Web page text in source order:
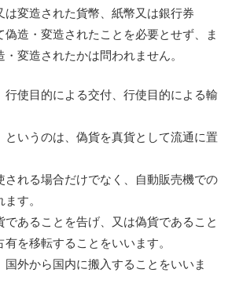
は変造された貨幣、紙幣又は銀行券
造・変造されたことを必要とせず、ま
変造されたかは問われません。
行使目的による交付、行使目的による輸
というのは、偽貨を真貨として流通に置
される場合だけでなく、自動販売機での
す。
であることを告げ、又は偽貨であること
を移転することをいいます。
国外から国内に搬入することをいいま